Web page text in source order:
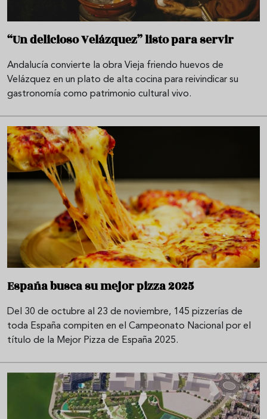
“Un delicioso Velázquez” listo para servir
Andalucía convierte la obra Vieja friendo huevos de
Velázquez en un plato de alta cocina para reivindicar su
gastronomía como patrimonio cultural vivo.
España busca su mejor pizza 2025
Del 30 de octubre al 23 de noviembre, 145 pizzerías de
toda España compiten en el Campeonato Nacional por el
título de la Mejor Pizza de España 2025.